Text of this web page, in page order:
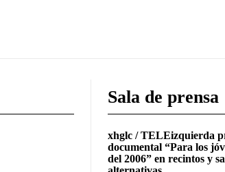
Sala de prensa
xhglc / TELEizquierda
documental “Para los
del 2006” en recintos y